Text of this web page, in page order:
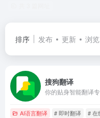
排序 发布 更新 浏览
搜狗翻译
你的贴身智能翻译
AI语言翻译 # 即时翻译 # 在